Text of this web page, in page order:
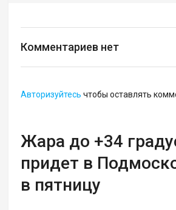
Комментариев нет
Авторизуйтесь чтобы оставлять
Жара до +34
придет в
в пятницу